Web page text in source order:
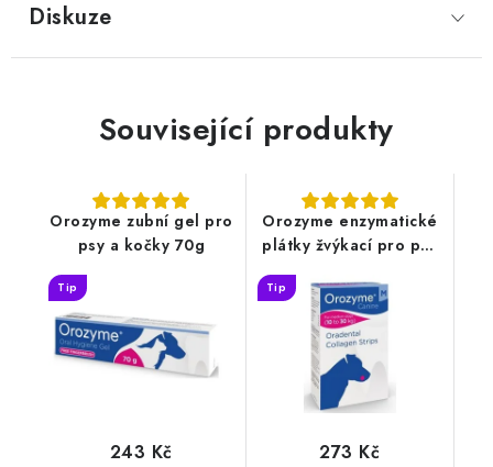
Diskuze
Související produkty
Orozyme zubní gel pro
psy a kočky 70g
Tip
243 Kč
Orozyme enzymatické
plátky žvýkací pro psy
Tip
273 Kč